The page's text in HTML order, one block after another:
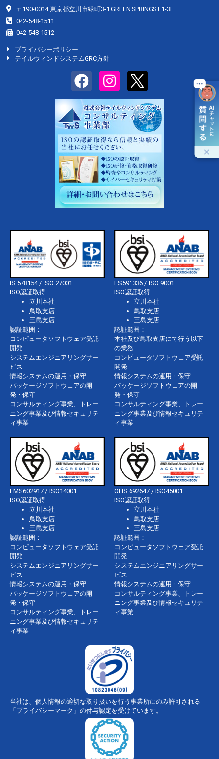
〒190-0014 東京都立川市緑町3-1 GREEN SPRINGS E1-3F
042-548-1511
042-548-1512
プライバシーポリシー
テイルウィンドシステムGRC方針
IS 578154 / ISO 27001
ISO認証取得
立川本社
鳥取支店
三島支店
認証範囲：
コンピュータソフトウェア受託
開発
システムエンジニアリングサー
ビス
情報システムの運用・保守
パッケージソフトウェアの開
発・保守
コンサルティング事業、トレー
ニング事業及び情報セキュリテ
ィ事業
FS591336 / ISO 9001
ISO認証取得
立川本社
鳥取支店
三島支店
認証範囲：
本社及び鳥取支店にて行う以下
の業務
コンピュータソフトウェア受託
開発
情報システムの運用・保守
パッケージソフトウェアの開
発・保守
コンサルティング事業、トレー
ニング事業及び情報セキュリテ
ィ事業
EMS602917 / ISO14001
ISO認証取得
立川本社
鳥取支店
三島支店
認証範囲：
コンピュータソフトウェア受託
開発
システムエンジニアリングサー
ビス
情報システムの運用・保守
パッケージソフトウェアの開
発・保守
コンサルティング事業、トレー
ニング事業及び情報セキュリテ
ィ事業
OHS 692647 / ISO45001
ISO認証取得
立川本社
鳥取支店
三島支店
認証範囲：
コンピュータソフトウェア受託
開発
システムエンジニアリングサー
ビス
情報システムの運用・保守
コンサルティング事業、トレー
ニング事業及び情報セキュリテ
ィ事業
当社は、個人情報の適切な取り扱いを行う事業所にのみ許可される
「プライバシーマーク」の付与認定を受けています。